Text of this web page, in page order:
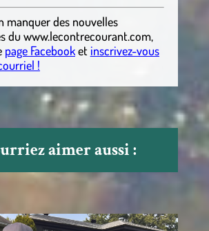
manquer des nouvelles
du www.lecontrecourant.com,
page Facebooket inscrivez-vous
!
aimer aussi :